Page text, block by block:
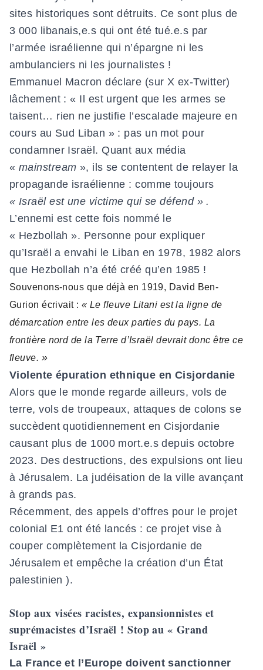
sites historiques sont détruits. Ce sont plus de
3 000 libanais,e.s qui ont été tué.e.s par
l’armée israélienne qui n’épargne ni les
ambulanciers ni les journalistes !
Emmanuel Macron déclare (sur X ex-Twitter)
lâchement : « Il est urgent que les armes se
taisent… rien ne justifie l’escalade majeure en
cours au Sud Liban » : pas un mot pour
condamner Israël. Quant aux média
« mainstream », ils se contentent de relayer la
propagande israélienne : comme toujours
« Israël est une victime qui se défend » .
L’ennemi est cette fois nommé le
« Hezbollah ». Personne pour expliquer
qu’Israël a envahi le Liban en 1978, 1982 alors
que Hezbollah n’a été créé qu’en 1985 !
Souvenons-nous que déjà en 1919, David Ben-
Gurion écrivait :« Le fleuve Litani est la ligne de
démarcation entre les deux parties du pays. La
frontière nord de la Terre d’Israël devrait donc être ce
fleuve. »
Violente épuration ethnique en Cisjordanie
Alors que le monde regarde ailleurs, vols de
terre, vols de troupeaux, attaques de colons se
succèdent quotidiennement en Cisjordanie
causant plus de 1000 mort.e.s depuis octobre
2023. Des destructions, des expulsions ont lieu
à Jérusalem. La judéisation de la ville avançant
à grands pas.
Récemment, des appels d’offres pour le projet
colonial E1 ont été lancés : ce projet vise à
couper complètement la Cisjordanie de
Jérusalem et empêche la création d’un État
palestinien ).
Stop aux visées racistes, expansionnistes et
suprémacistes d’Israël ! Stop au « Grand
Israël »
La France et l’Europe doivent sanctionner